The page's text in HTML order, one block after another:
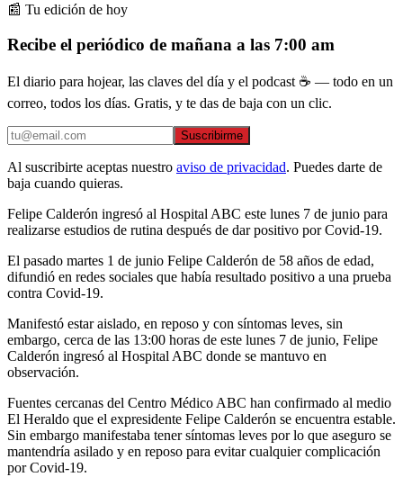
📰 Tu edición de hoy
Recibe el periódico de mañana a las 7:00 am
El diario para hojear, las claves del día y el podcast ☕ — todo en un
correo, todos los días. Gratis, y te das de baja con un clic.
Suscribirme
Al suscribirte aceptas nuestro aviso de privacidad. Puedes darte de
baja cuando quieras.
Felipe Calderón ingresó al Hospital ABC este lunes 7 de junio para
realizarse estudios de rutina después de dar positivo por Covid-19.
El pasado martes 1 de junio Felipe Calderón de 58 años de edad,
difundió en redes sociales que había resultado positivo a una prueba
contra Covid-19.
Manifestó estar aislado, en reposo y con síntomas leves, sin
embargo, cerca de las 13:00 horas de este lunes 7 de junio, Felipe
Calderón ingresó al Hospital ABC donde se mantuvo en
observación.
Fuentes cercanas del Centro Médico ABC han confirmado al medio
El Heraldo que el expresidente Felipe Calderón se encuentra estable.
Sin embargo manifestaba tener síntomas leves por lo que aseguro se
mantendría asilado y en reposo para evitar cualquier complicación
por Covid-19.